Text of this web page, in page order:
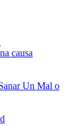
causa
Un Mal o